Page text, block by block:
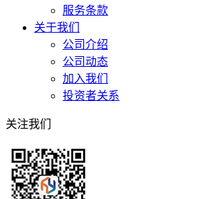
服务条款
关于我们
公司介绍
公司动态
加入我们
投资者关系
关注我们